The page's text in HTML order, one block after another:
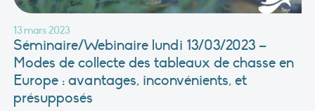
13 mars 2023
Séminaire/Webinaire lundi 13/03/2023 –
Modes de collecte des tableaux de chasse en
Europe : avantages, inconvénients, et
présupposés